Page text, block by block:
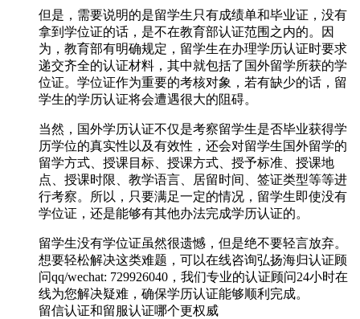
但是，需要说明的是留学生只有成绩单和毕业证，没有
拿到学位证的话，是不在教育部认证范围之内的。因
为，教育部有明确规定，留学生在办理学历认证时要求
递交齐全的认证材料，其中就包括了国外留学所获的学
位证。学位证作为重要的考核对象，若有缺少的话，留
学生的学历认证将会遭遇很大的阻碍。
当然，国外学历认证不仅是考察留学生是否毕业获得学
历学位的真实性以及有效性，还会对留学生国外留学的
留学方式、授课目标、授课方式、授予标准、授课地
点、授课时限、教学语言、居留时间、签证类型等等进
行考察。所以，只要满足一定的情况，留学生即使没有
学位证，还是能够有其他办法完成学历认证的。
留学生没有学位证虽然很遗憾，但是绝不要轻言放弃。
想要轻松解决这类难题，可以在线咨询弘扬海归认证顾
问qq/wechat: 729926040，我们专业的认证顾问24小时在
线为您解决疑难，确保学历认证能够顺利完成。
留信认证和留服认证哪个更权威